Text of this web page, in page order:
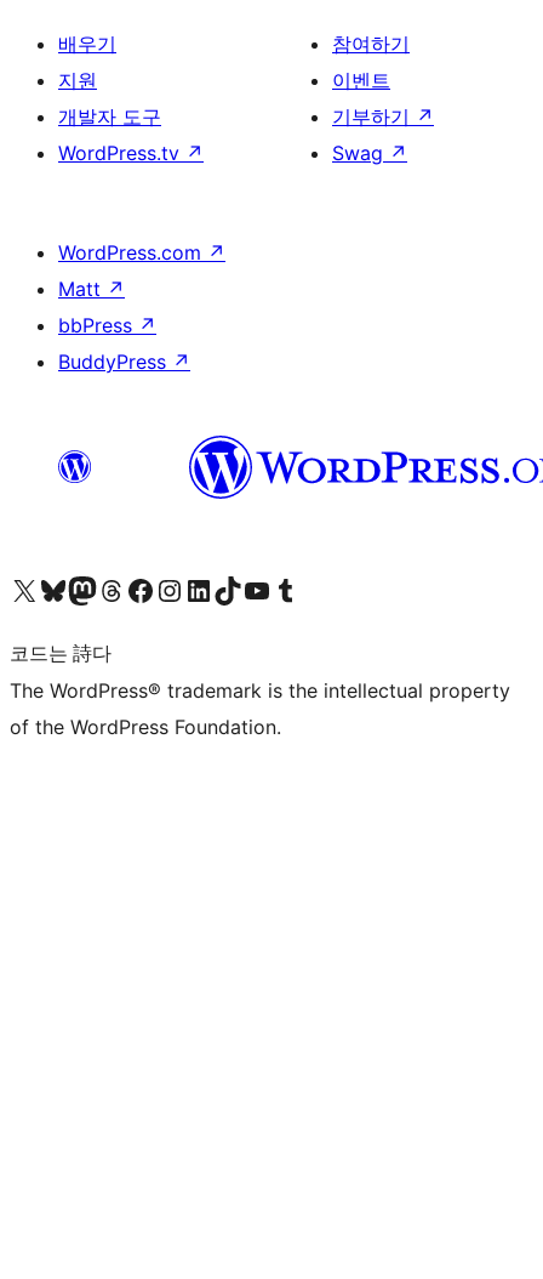
배우기
지원
개발자 도구
WordPress.tv ↗
참여하기
이벤트
기부하기 ↗
Swag ↗
WordPress.com ↗
Matt ↗
bbPress ↗
BuddyPress ↗
X(이전 트위터) 계정 방문하기블루스카이 계정 방문하기마스토돈 계정 방문하기스레드 계정 방문하기 페이스북 페이지 방문하기인스타그램 계정 방문하기 LinkedIn 계정 방문하기틱톡 계정 방문하기유튜브 채널 방문하기 텀블러 계정 방문하기
코드는 詩다
The WordPress® trademark is the intellectual property
of the WordPress Foundation.